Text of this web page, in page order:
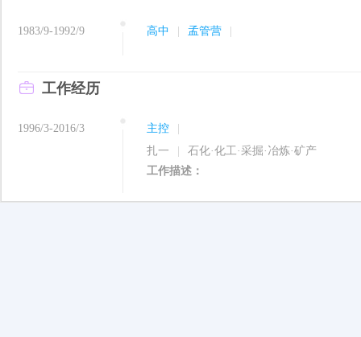
1983/9-1992/9 高中 孟管营
工作经历
1996/3-2016/3 主控
扎一
石化·化工·采掘·冶炼·矿产
工作描述：